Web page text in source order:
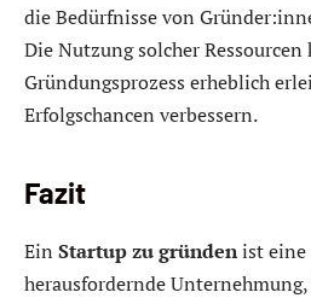
die Bedürfnisse von
Die Nutzung solcher Ressourcen
Gründungsprozess erheblich
Erfolgschancen verbessern.
Fazit
Ein Startup zu gründenist eine
herausfordernde